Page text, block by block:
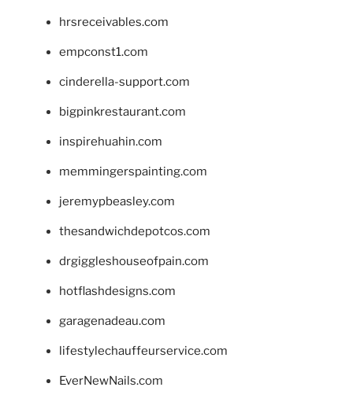
hrsreceivables.com
empconst1.com
cinderella-support.com
bigpinkrestaurant.com
inspirehuahin.com
memmingerspainting.com
jeremypbeasley.com
thesandwichdepotcos.com
drgiggleshouseofpain.com
hotflashdesigns.com
garagenadeau.com
lifestylechauffeurservice.com
EverNewNails.com